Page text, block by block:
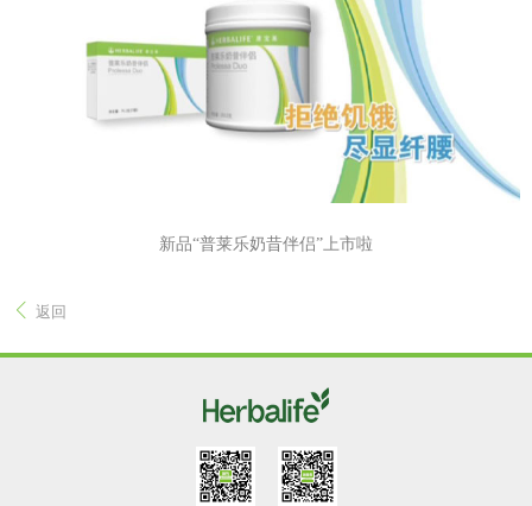
新品“普莱乐奶昔伴侣”上市啦
返回